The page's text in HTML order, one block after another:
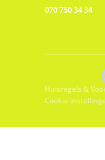
070 750 34 34
Huisregels &
Cookie